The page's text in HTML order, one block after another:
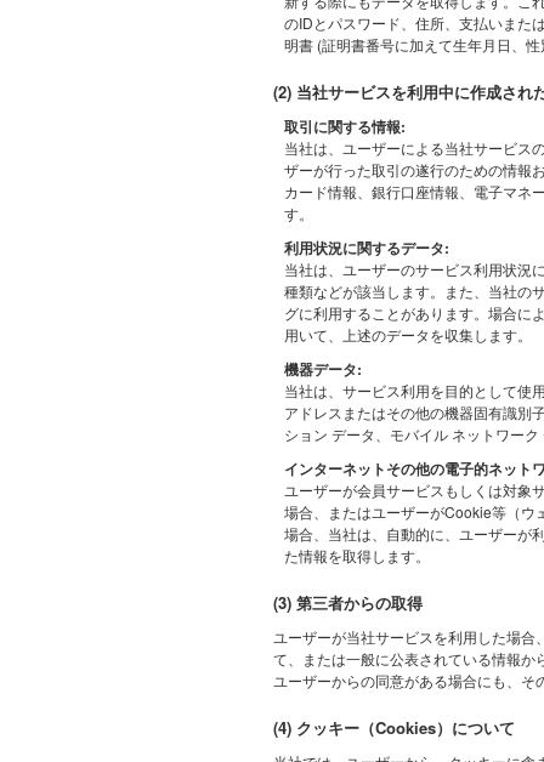
のIDとパスワード、住所、支払いまた
明書 (証明書番号に加えて生年月日、
(2) 当社サービスを利用中に作成され
取引に関する情報:
当社は、ユーザーによる当社サービス
ザーが行った取引の遂行のための情報
カード情報、銀行口座情報、電子マネ
す。
利用状況に関するデータ:
当社は、ユーザーのサービス利用状況
種類などが該当します。また、当社の
グに利用することがあります。場合に
用いて、上述のデータを収集します。
機器データ:
当社は、サービス利用を目的として使
アドレスまたはその他の機器固有識別
ション データ、モバイル ネットワー
インターネットその他の電子的ネット
ユーザーが会員サービスもしくは対象
場合、またはユーザーがCookie等（ウ
場合、当社は、自動的に、ユーザーが
た情報を取得します。
(3) 第三者からの取得
ユーザーが当社サービスを利用した場
て、または一般に公表されている情報
ユーザーからの同意がある場合にも、
(4) クッキー（Cookies）について